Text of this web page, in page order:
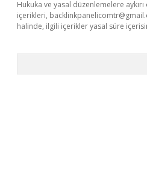
Hukuka ve yasal düzenlemelere
içerikleri,
halinde, ilgili içerikler yasal süre